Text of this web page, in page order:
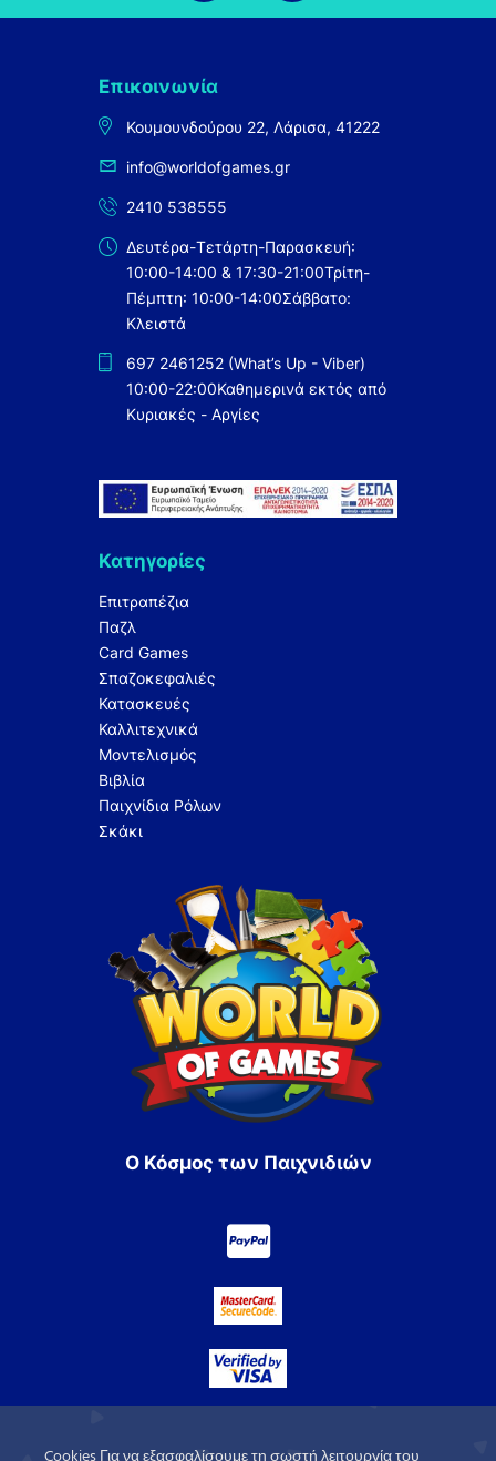
Επικοινωνία
Κουμουνδούρου 22, Λάρισα, 41222
info@worldofgames.gr
2410 538555
Δευτέρα-Τετάρτη-Παρασκευή:
10:00-14:00 & 17:30-21:00Τρίτη-
Πέμπτη: 10:00-14:00Σάββατο:
Κλειστά
697 2461252 (What’s Up - Viber)
10:00-22:00Καθημερινά εκτός από
Κυριακές - Αργίες
Κατηγορίες
Επιτραπέζια
Παζλ
Card Games
Σπαζοκεφαλιές
Κατασκευές
Καλλιτεχνικά
Μοντελισμός
Βιβλία
Παιχνίδια Ρόλων
Σκάκι
Ο Κόσμος των Παιχνιδιών